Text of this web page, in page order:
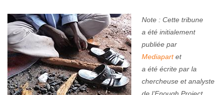
Nathalia Dukhan April 26, 2017 No comments
Note : Cette tribune
a été initialement
publiée par
Mediapartet
a été écrite par la
chercheuse et analyste